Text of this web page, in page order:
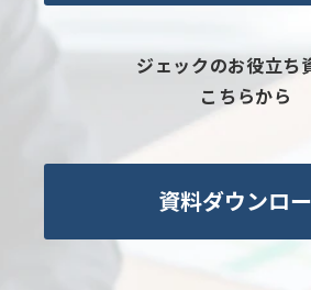
ジェックのお役立ち
こちらから
資料ダウンロ